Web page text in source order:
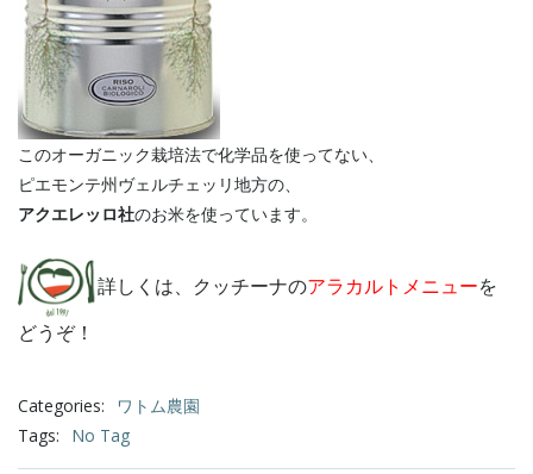
このオーガニック栽培法で化学品を使ってない、
ピエモンテ州ヴェルチェッリ地方の、
アクエレッロ社のお米を使っています。
詳しくは、クッチーナのアラカルトメニューを
どうぞ！
Categories:
ワトム農園
Tags:
No Tag